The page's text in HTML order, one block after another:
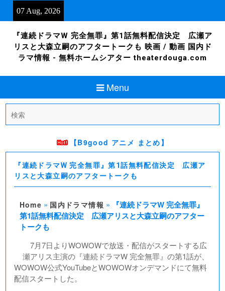
07 Aug, 2026
『連続ドラマW 完全無罪』第1話無料配信決定 広瀬ア
リスと大森立嗣のアフタートークも 映画 / 動画 国内ド
ラマ情報 - 無料ホームシアター theaterdouga.com
Menu
for:
【B9good アニメ まとめ】
『連続ドラマW 完全無罪』第1話無料配信決定 広瀬ア
リスと大森立嗣のアフタートークも
Home » 国内ドラマ情報 »
『連続ドラマW 完全無罪』
第1話無料配信決定 広瀬アリスと大森立嗣のアフター
トークも
7月7日よりWOWOWで放送・配信がスタートする広
瀬アリス主演の『連続ドラマW 完全無罪』の第1話が、
WOWOW公式YouTubeとWOWOWオンデマンドにて無料
配信スタートした。